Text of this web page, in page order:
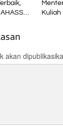
Kuliah
akan